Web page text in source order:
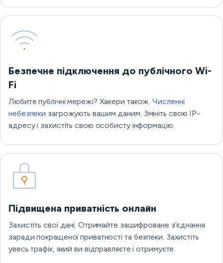
Безпечне підключення до публічного Wi-
Fi
Любите публічні мережі? Хакери також.Численні
небезпеки загрожують вашим даним. Змініть свою IP-
адресу і захистіть свою особисту інформацію.
Підвищена приватність онлайн
Захистіть свої дані. Отримайте зашифроване з’єднання
заради покращеної приватності та безпеки. Захистіть
увесь трафік, який ви відправляєте і отримуєте.